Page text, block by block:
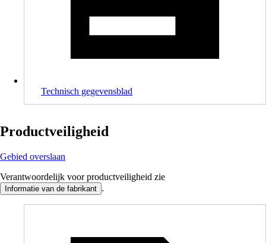
Technisch gegevensblad
Productveiligheid
Gebied overslaan
Verantwoordelijk voor productveiligheid zie
Informatie van de fabrikant .